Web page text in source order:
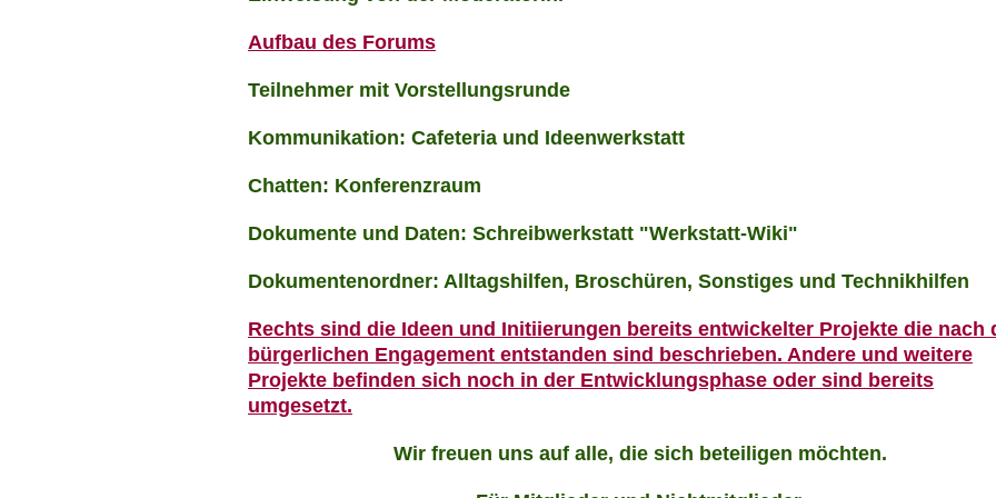
Aufbau des Forums
Teilnehmer mit Vorstellungsrunde
Kommunikation: Cafeteria und Ideenwerkstatt
Chatten: Konferenzraum
Dokumente und Daten: Schreibwerkstatt "Werkstatt-Wiki"
Dokumentenordner: Alltagshilfen, Broschüren, Sonstiges und Technikhilfen
Rechts sind die Ideen und Initiierungen bereits entwickelter Projekte die nach
bürgerlichen Engagement entstanden sind beschrieben. Andere und weitere
Projekte befinden sich noch in der Entwicklungsphase oder sind bereits
umgesetzt.
Wir freuen uns auf alle, die sich beteiligen möchten.